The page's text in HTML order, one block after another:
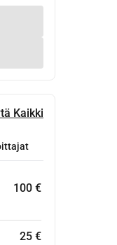
Kaikki
100 €
25 €